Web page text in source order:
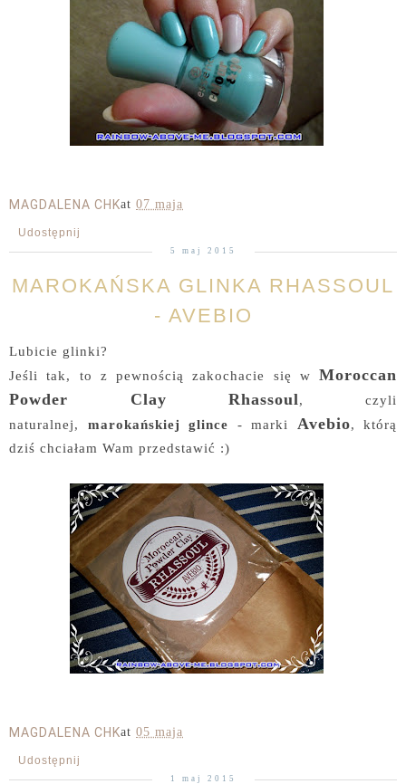
MAGDALENA CHKat 07 maja
Udostępnij
5 maj 2015
MAROKAŃSKA GLINKA RHASSOUL
- AVEBIO
Lubicie glinki?
Jeśli tak, to z pewnością zakochacie się w Moroccan
Powder Clay Rhassoul, czyli
naturalnej, marokańskiej glince - marki Avebio, którą
dziś chciałam Wam przedstawić :)
MAGDALENA CHKat 05 maja
Udostępnij
1 maj 2015